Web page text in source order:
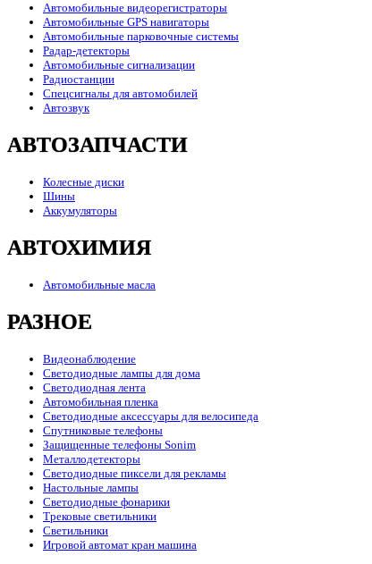
Автомобильные видеорегистраторы
Автомобильные GPS навигаторы
Автомобильные парковочные системы
Радар-детекторы
Автомобильные сигнализации
Радиостанции
Спецсигналы для автомобилей
Автозвук
АВТОЗАПЧАСТИ
Колесные диски
Шины
Аккумуляторы
АВТОХИМИЯ
Автомобильные масла
РАЗНОЕ
Видеонаблюдение
Светодиодные лампы для дома
Светодиодная лента
Автомобильная пленка
Светодиодные аксессуары для велосипеда
Спутниковые телефоны
Защищенные телефоны Sonim
Металлодетекторы
Светодиодные пиксели для рекламы
Настольные лампы
Светодиодные фонарики
Трековые светильники
Светильники
Игровой автомат кран машина